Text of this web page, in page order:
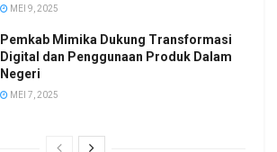
MEI 9, 2025
Pemkab Mimika Dukung Transformasi
Digital dan Penggunaan Produk Dalam
Negeri
MEI 7, 2025